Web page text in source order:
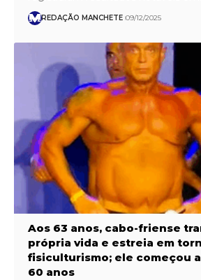
REDAÇÃO MANCHETE 09/12/2025
Aos 63 anos, cabo-friense
própria vida e estreia em
fisiculturismo; ele começou
60 anos